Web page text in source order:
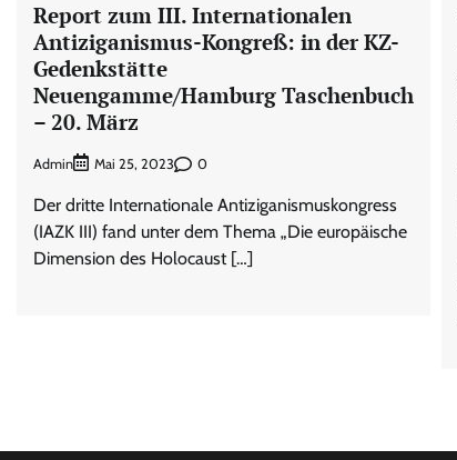
Report zum III. Internationalen
Antiziganismus-Kongreß: in der KZ-
Gedenkstätte
Neuengamme/Hamburg Taschenbuch
– 20. März
Admin Mai 25, 2023 0
Der dritte Internationale Antiziganismuskongress
(IAZK III) fand unter dem Thema „Die europäische
Dimension des Holocaust […]